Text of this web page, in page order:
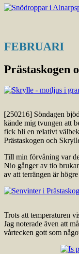
FEBRUARI
Prästaskogen
[250216] Söndagen
kände mig tvungen att
fick bli en relativt
Prästaskogen och
Till min förvåning var
Nio gånger av tio
av att terrängen är
Trots att temperaturen
Jag noterade även att
vårtecken gott som